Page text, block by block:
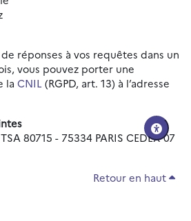
réponses à vos requêtes dans un
vous pouvez porter une
la CNIL (RGPD, art. 13) à l’adresse
80715 - 75334 PARIS CEDEX 07
Retour en haut